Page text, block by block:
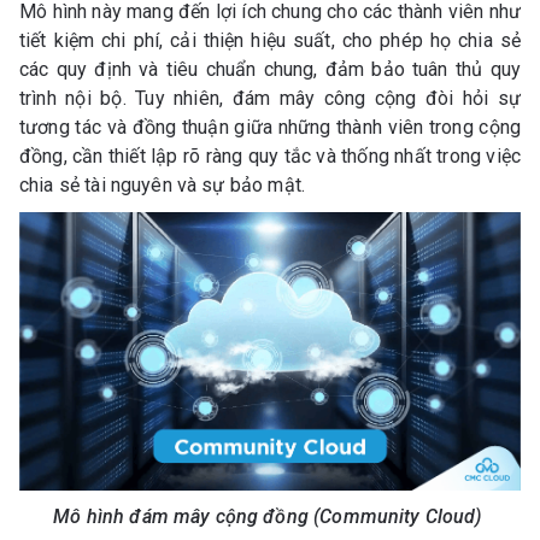
Mô hình này mang đến lợi ích chung cho các thành viên như
tiết kiệm chi phí, cải thiện hiệu suất, cho phép họ chia sẻ
các quy định và tiêu chuẩn chung, đảm bảo tuân thủ quy
trình nội bộ. Tuy nhiên, đám mây công cộng đòi hỏi sự
tương tác và đồng thuận giữa những thành viên trong cộng
đồng, cần thiết lập rõ ràng quy tắc và thống nhất trong việc
chia sẻ tài nguyên và sự bảo mật.
Mô hình đám mây cộng đồng (Community Cloud)